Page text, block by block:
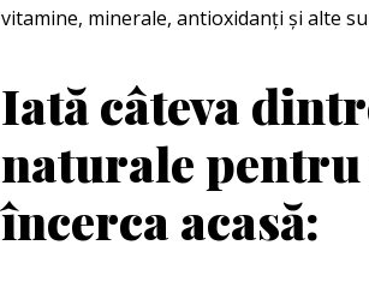
vitamine, minerale, antioxidanți și alte
Iată câteva
naturale
încerca acasă: